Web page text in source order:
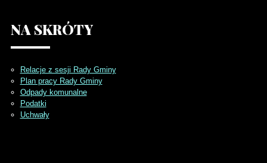
NA SKRÓTY
Relacje z sesji Rady Gminy
Plan pracy Rady Gminy
Odpady komunalne
Podatki
Uchwały